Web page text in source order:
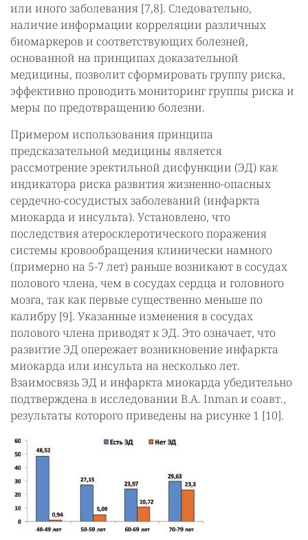
или иного заболевания [7,8]. Следовательно,
наличие информации корреляции различных
биомаркеров и соответствующих болезней,
основанной на принципах доказательной
медицины, позволит сформировать группу риска,
эффективно проводить мониторинг группы риска и
меры по предотвращению болезни.
Примером использования принципа
предсказательной медицины является
рассмотрение эректильной дисфункции (ЭД) как
индикатора риска развития жизненно-опасных
сердечно-сосудистых заболеваний (инфаркта
миокарда и инсульта). Установлено, что
последствия атеросклеротического поражения
системы кровообращения клинически намного
(примерно на 5-7 лет) раньше возникают в сосудах
полового члена, чем в сосудах сердца и головного
мозга, так как первые существенно меньше по
калибру [9]. Указанные изменения в сосудах
полового члена приводят к ЭД. Это означает, что
развитие ЭД опережает возникновение инфаркта
миокарда или инсульта на несколько лет.
Взаимосвязь ЭД и инфаркта миокарда убедительно
подтверждена в исследовании B.A. Inman и соавт.,
результаты которого приведены на рисунке 1 [10].